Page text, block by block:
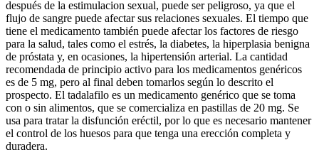
después de la estimulacion sexual, puede ser peligroso, ya que el
flujo de sangre puede afectar sus relaciones sexuales. El tiempo que
tiene el medicamento también puede afectar los factores de riesgo
para la salud, tales como el estrés, la diabetes, la hiperplasia benigna
de próstata y, en ocasiones, la hipertensión arterial. La cantidad
recomendada de principio activo para los medicamentos genéricos
es de 5 mg, pero al final deben tomarlos según lo descrito el
prospecto. El tadalafilo es un medicamento genérico que se toma
con o sin alimentos, que se comercializa en pastillas de 20 mg. Se
usa para tratar la disfunción eréctil, por lo que es necesario mantener
el control de los huesos para que tenga una erección completa y
duradera.